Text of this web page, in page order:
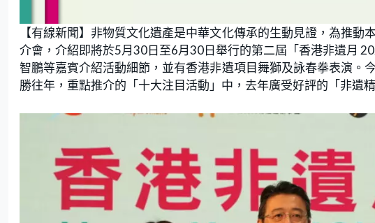
【有線新聞】非物質文化遺產是中華文化傳承的生動見證，為推
介會，介紹即將於5月30日至6月30日舉行的第二屆「香港非遺月
智鵬等嘉賓介紹活動細節，並有香港非遺項目舞獅及詠春拳表演。
勝往年，重點推介的「十大注目活動」中，去年廣受好評的「非遺